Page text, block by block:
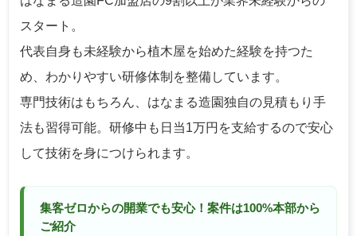
スタート。
代表自身も未経験から植木屋を始めた経験を持つた
め、わかりやすい研修体制を整備しています。
専門技術はもちろん、はなまる造園独自の見積もり手
法も習得可能。研修中も日当1万円を支給するので安心
して技術を身につけられます。
集客ゼロからの開業でも安心！案件は100%本部から
ご紹介